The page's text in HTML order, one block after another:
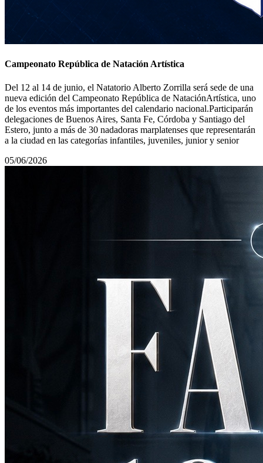
Campeonato República de Natación Artística
Del 12 al 14 de junio, el Natatorio Alberto Zorrilla será sede de una
nueva edición del Campeonato República de NataciónArtística, uno
de los eventos más importantes del calendario nacional.Participarán
delegaciones de Buenos Aires, Santa Fe, Córdoba y Santiago del
Estero, junto a más de 30 nadadoras marplatenses que representarán
a la ciudad en las categorías infantiles, juveniles, junior y senior
05/06/2026